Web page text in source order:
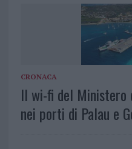
CRONACA
Il wi-fi del Ministero
nei porti di Palau e